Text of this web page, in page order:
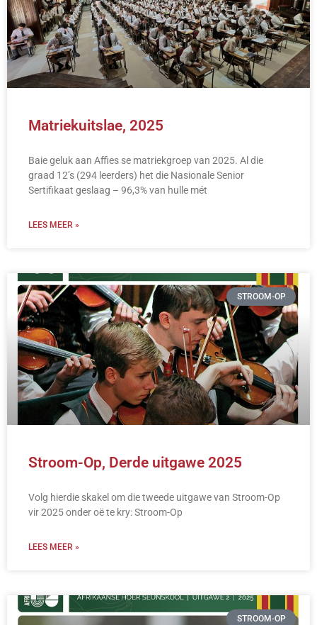
Matriekuitslae, 2025
Baie geluk aan Affies se matriekgroep van 2025. Al die
graad 12’s (294 leerders) het die Nasionale Senior
Sertifikaat geslaag – 96,3% van hulle mét
LEES MEER »
STROOM-OP
Stroom-Op, Derde uitgawe 2025
Volg hierdie skakel om die tweede uitgawe van Stroom-Op
vir 2025 onder oë te kry: Stroom-Op
LEES MEER »
STROOM-OP